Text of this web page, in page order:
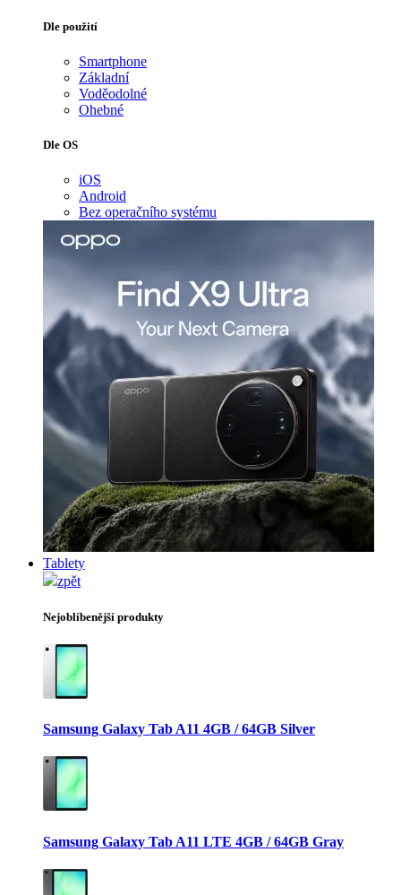
Dle použití
Smartphone
Základní
Voděodolné
Ohebné
Dle OS
iOS
Android
Bez operačního systému
Tablety
zpět
Nejoblíbenější produkty
Samsung Galaxy Tab A11 4GB / 64GB Silver
Samsung Galaxy Tab A11 LTE 4GB / 64GB Gray